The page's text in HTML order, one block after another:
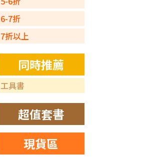
6-7折
7折以上
同時推薦
工具書
超值套書
現貨區